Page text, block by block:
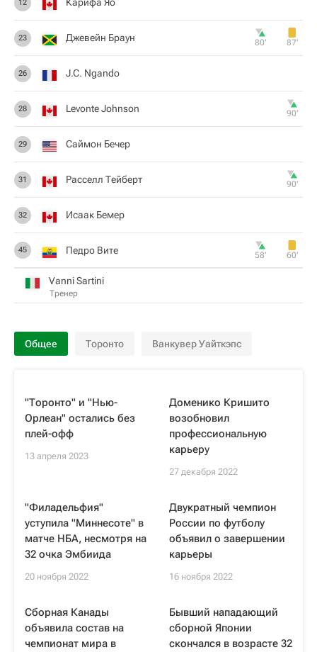
12
23 Джевейн Браун 80‎’‎ 87‎’‎
26 J.C. Ngando
28 Levonte Johnson 90‎’‎
29 Саймон Бечер
31 Расселл Тейберт 90‎’‎
32 Исаак Бемер
45 Педро Вите 58‎’‎ 60‎’‎
Vanni Sartini
Тренер
Общее Торонто Ванкувер Уайткэпс
"Торонто" и "Нью-
Орлеан" остались без
плей-офф
13 апреля 2023
Доменико Кришито
возобновил
профессиональную
карьеру
27 декабря 2022
"Филадельфия"
уступила "Миннесоте" в
матче НБА, несмотря на
32 очка Эмбиида
20 ноября 2022
Двукратный чемпион
России по футболу
объявил о завершении
карьеры
16 ноября 2022
Сборная Канады
объявила состав на
чемпионат мира в
Бывший нападающий
сборной Японии
скончался в возрасте 32